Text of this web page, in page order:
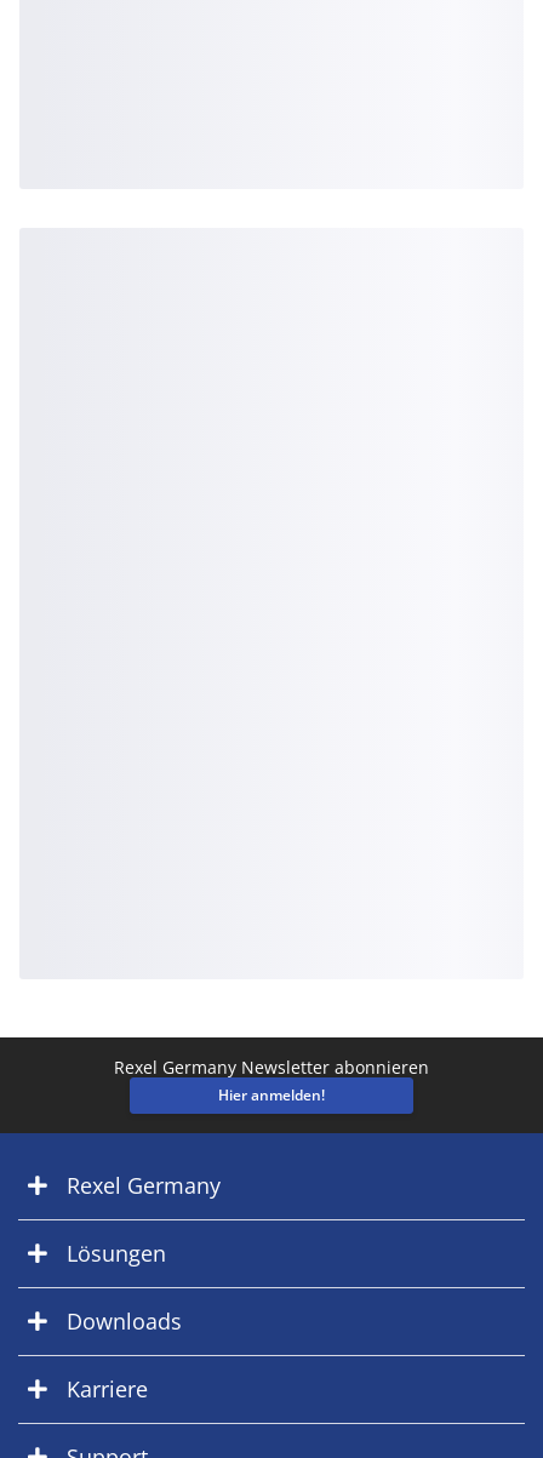
Rexel Germany Newsletter abonnieren
Hier anmelden!
Rexel Germany
Lösungen
Downloads
Karriere